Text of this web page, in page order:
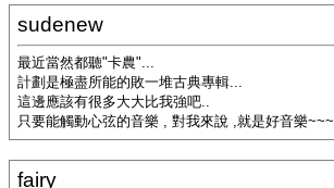
sudenew
最近當然都聽"卡農"...
計劃是極盡所能的敗一堆古典專輯...
這邊應該有很多大大比我強吧..
只要能觸動心弦的音樂 , 對我來說 ,就是好音樂~~~
fairy